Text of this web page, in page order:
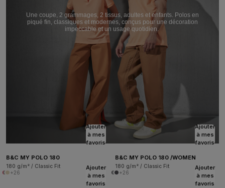
Une coupe, 2 grammages, 2 tissus, adultes et enfants. Polos en
piqué fin, classiques et modernes, conçus pour une décoration
impeccable et un usage quotidien.
Ajouter
à mes
favoris
B&C MY POLO 180
180 g/m² / Classic Fit
+26
Ajouter
à mes
favoris
B&C MY POLO 180 /WOMEN
180 g/m² / Classic Fit
+26
Ajouter
à mes
favoris
Ajouter
à mes
favoris